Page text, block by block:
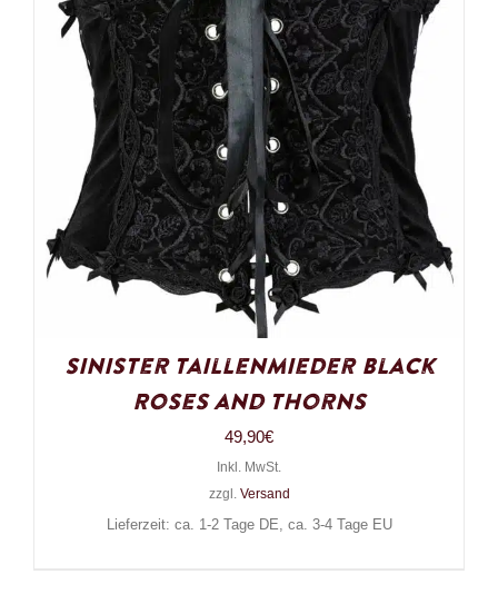
Sinister Taillenmieder Black
Roses and Thorns
49,90€
Inkl. MwSt.
zzgl. Versand
Lieferzeit: ca. 1-2 Tage DE, ca. 3-4 Tage EU